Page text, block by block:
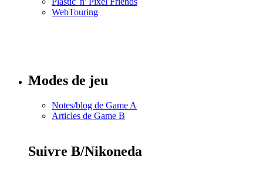
WebTouring
Modes de jeu
Notes/blog de Game A
Articles de Game B
Suivre B/Nikoneda